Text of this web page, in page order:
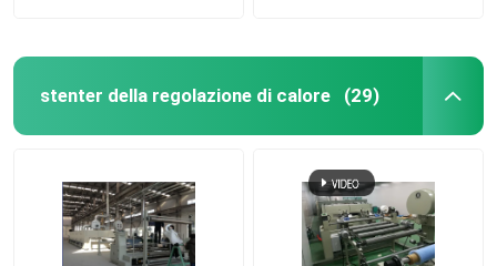
stenter della regolazione di calore (29)